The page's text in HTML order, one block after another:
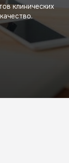
клинических